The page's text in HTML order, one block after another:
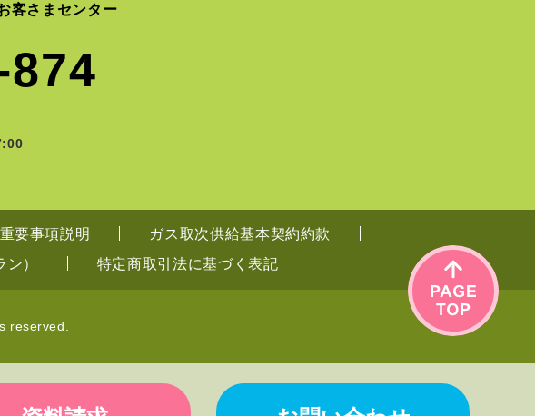
客さまセンター
重要事項説明
ガス取次供給基本契約約款
） 特定商取引法に基づく表記
reserved.